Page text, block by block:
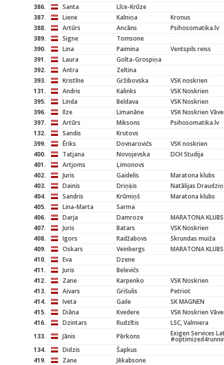
386.
Santa
Līce-Krūze
387.
Liene Kalniņa
Kronus
388.
Artūrs Ancāns
Psihosomatika.lv
389.
Signe
Tomsone
390.
Lina Paimina
Ventspils reiss
391.
Laura
Golta-Grospiņa
392.
Antra
Zeltina
393.
Kristīne Gržibovska
VSK noskrien
131.
Andris Kalinks
VSK Noskrien
395.
Linda Beldava
VSK Noskrien
396.
Ilze Limanāne
VSK Noskrien
397.
Artūrs Miksons
Psihosomatika.lv
132.
Sandis
Krutovs
399.
Ēriks Dovnarovičs
VSK noskrien
400.
Tatjana Novojevska
DCH Studija
401.
Artjoms
Ļimonovs
402.
Juris Gaidelis
Maratona klubs
403.
Dainis Driņķis
Natālijas
404.
Sandris Krūmiņš
Maratona klubs
405.
Lina-Marta
Sarma
406.
Darja Damroze
MARATONA KLUBS
407.
Juris Batars
VSK Noskrien
408.
Igors Radžabovs
Skrundas muiža
409.
Oskars Veinbergs
MARATONA KLUBS
410.
Eva
Dzene
411.
Juris
Belevičs
412.
Zane Karpenko
VSK Noskrien
413.
Aivars Grišulis
Petriot
414.
Iveta Gaile
SK MAGNEN
415.
Diāna Kvedere
VSK Noskrien
416.
Dzintars Rudzītis
LSC, Valmiera
133.
Jānis Pērkons Exigen Services
134.
Didzis
Šapkus
419.
Zane
Jēkabsone